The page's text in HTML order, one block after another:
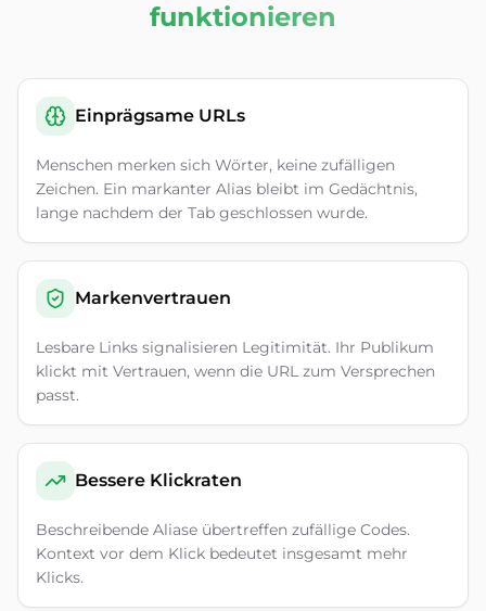
funktionieren
Einprägsame URLs
Menschen merken sich Wörter, keine zufälligen
Zeichen. Ein markanter Alias bleibt im Gedächtnis,
lange nachdem der Tab geschlossen wurde.
Markenvertrauen
Lesbare Links signalisieren Legitimität. Ihr Publikum
klickt mit Vertrauen, wenn die URL zum Versprechen
passt.
Bessere Klickraten
Beschreibende Aliase übertreffen zufällige Codes.
Kontext vor dem Klick bedeutet insgesamt mehr
Klicks.